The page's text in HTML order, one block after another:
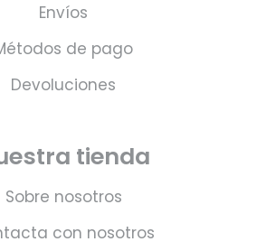
Envíos
de pago
Devoluciones
tienda
Sobre nosotros
con nosotros